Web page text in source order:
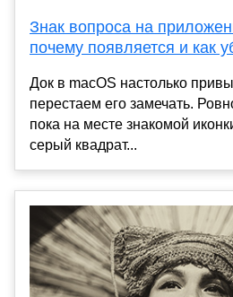
Знак вопроса на
почему появляется и как
Док в macOS настолько
перестаем его замечать.
пока на месте знакомой
серый квадрат...